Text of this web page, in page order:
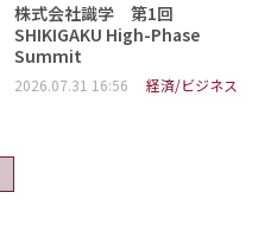
株式会社識学 第1回
SHIKIGAKU High-Phase
Summit
2026.07.31 16:56 経済/ビジネス